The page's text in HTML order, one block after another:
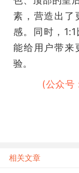
素，营造出了
感。同时，
能给用户带来
验。
(公众号
相关文章